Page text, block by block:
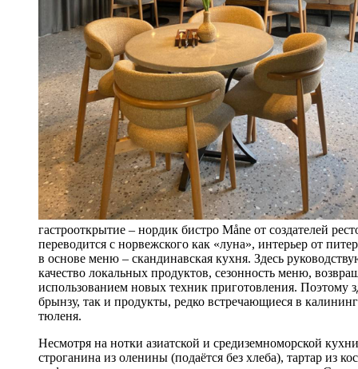
гастрооткрытие – нордик бистро Måne от создателей
переводится с норвежского как «луна», интерь­ер от
в основе меню – скандинавская кухня. Здесь
качество локальных продуктов, сезонность меню,
использованием новых техник приготовления. Поэтому
брынзу, так и продукты, редко встречающиеся в
тюленя.
Несмотря на нотки азиатской и средиземноморской
строганина из оленины (подаётся без хлеба), тартар из